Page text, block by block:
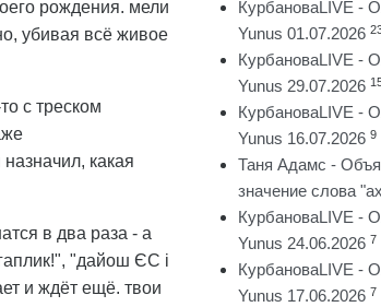
рождения. мели
убивая всё живое
с треском
какая
в два раза - а
"дайош ЄС і
и ждёт ещё. твои
КурбановаLIVE -
Yunus 01.07.2026
КурбановаLIVE -
Yunus 29.07.2026
КурбановаLIVE -
Yunus 16.07.2026 9
Таня Адамс -
значение слова
КурбановаLIVE -
Yunus 24.06.2026 7
КурбановаLIVE -
Yunus 17.06.2026 7